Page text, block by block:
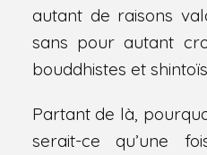
autant de raisons
sans pour autant
bouddhistes et
Partant de là,
serait-ce qu’une